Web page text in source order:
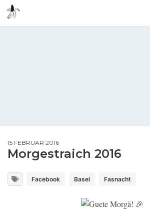
15 FEBRUAR 2016
Morgestraich 2016
Facebook Basel Fasnacht